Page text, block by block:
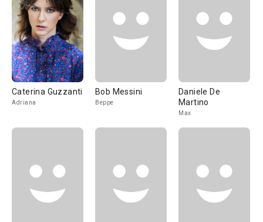
Caterina Guzzanti
Adriana
Bob Messini
Beppe
Daniele De
Martino
Max